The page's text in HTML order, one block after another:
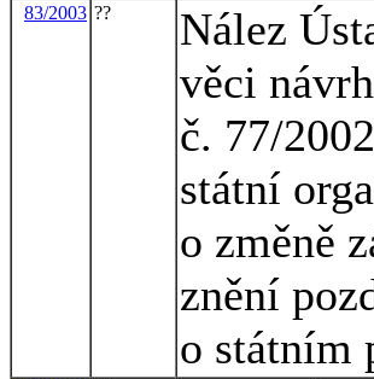
83/2003 ??
Nález
věci
č. 77/
státní
o změně
znění
o státním